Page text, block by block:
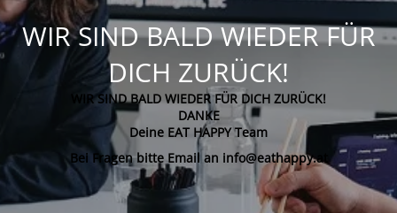
WIR SIND BALD WIEDER FÜR
DICH ZURÜCK!
WIR SIND BALD WIEDER FÜR DICH ZURÜCK!
DANKE
Deine EAT HAPPY Team
Bei Fragen bitte Email an info@eathappy.at